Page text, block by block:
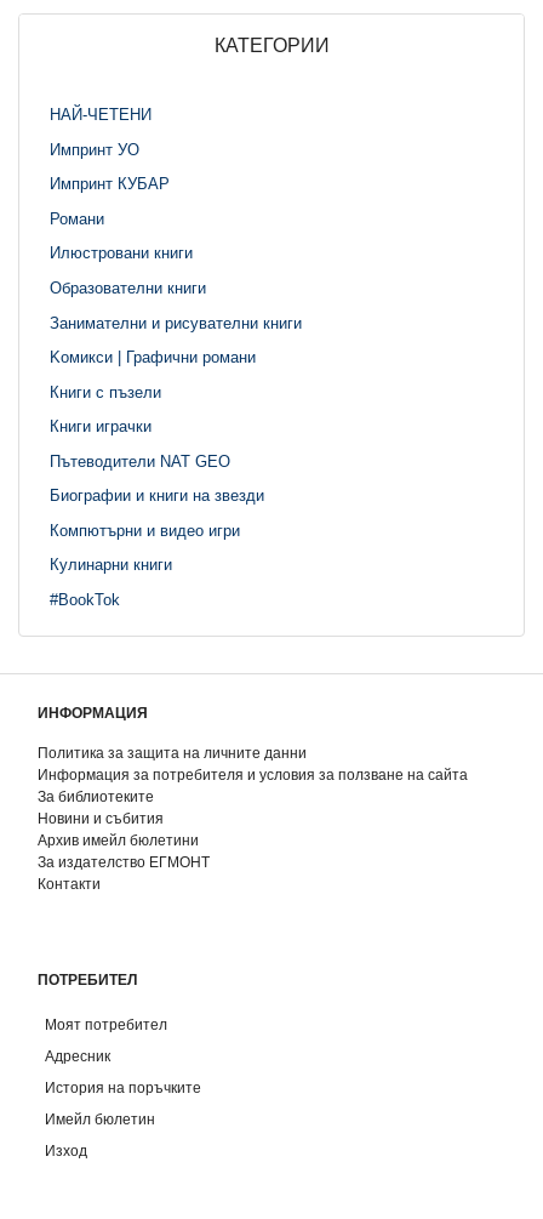
КАТЕГОРИИ
НАЙ-ЧЕТЕНИ
Импринт УО
Импринт КУБАР
Романи
Илюстровани книги
Образователни книги
Занимателни и рисувателни книги
Kомикси | Графични романи
Книги с пъзели
Книги играчки
Пътеводители NAT GEO
Биографии и книги на звезди
Компютърни и видео игри
Кулинарни книги
#BookTok
ИНФОРМАЦИЯ
Политика за защита на личните данни
Информация за потребителя и условия за ползване на сайта
За библиотеките
Новини и събития
Архив имейл бюлетини
За издателство ЕГМОНТ
Контакти
ПОТРЕБИТЕЛ
Моят потребител
Адресник
История на поръчките
Имейл бюлетин
Изход